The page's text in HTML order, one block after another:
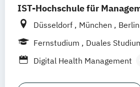
IST-Hochschule für
Düsseldorf München Berlin
Weil am Rhein
Frankfurt am
Fernstudium
Duales
Fernlehrgang
Vollzeit
Digital Health Management